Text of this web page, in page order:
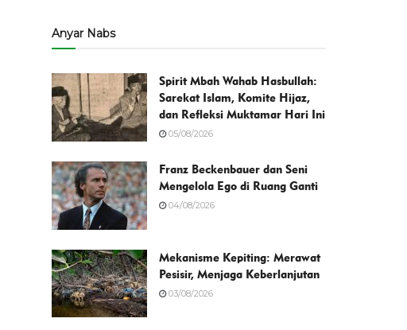
Anyar Nabs
Spirit Mbah Wahab Hasbullah:
Sarekat Islam, Komite Hijaz,
dan Refleksi Muktamar Hari Ini
05/08/2026
Franz Beckenbauer dan Seni
Mengelola Ego di Ruang Ganti
04/08/2026
Mekanisme Kepiting: Merawat
Pesisir, Menjaga Keberlanjutan
03/08/2026